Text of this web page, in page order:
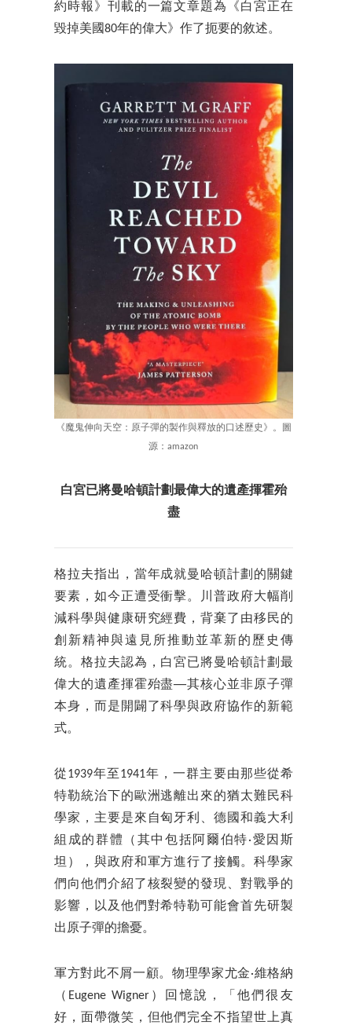
約時報》刊載的一篇文章題為《白宮正在
毀掉美國80年的偉大》作了扼要的敘述。
《魔鬼伸向天空：原子彈的製作與釋放的口述歷史》。圖
源：amazon
白宮已將曼哈頓計劃最偉大的遺產揮霍殆
盡
格拉夫指出，當年成就曼哈頓計劃的關鍵
要素，如今正遭受衝擊。川普政府大幅削
減科學與健康研究經費，背棄了由移民的
創新精神與遠見所推動並革新的歷史傳
統。格拉夫認為，白宮已將曼哈頓計劃最
偉大的遺產揮霍殆盡──其核心並非原子彈
本身，而是開闢了科學與政府協作的新範
式。
從1939年至1941年，一群主要由那些從希
特勒統治下的歐洲逃離出來的猶太難民科
學家，主要是來自匈牙利、德國和義大利
組成的群體（其中包括阿爾伯特·愛因斯
坦），與政府和軍方進行了接觸。科學家
們向他們介紹了核裂變的發現、對戰爭的
影響，以及他們對希特勒可能會首先研製
出原子彈的擔憂。
軍方對此不屑一顧。物理學家尤金·維格納
（Eugene Wigner）回憶說，「他們很友
好，面帶微笑，但他們完全不指望世上真